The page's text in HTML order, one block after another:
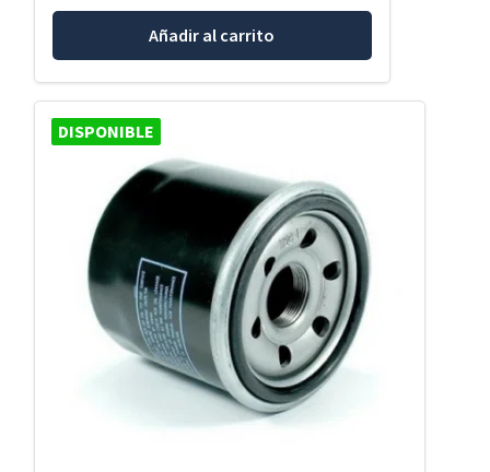
Añadir al carrito
DISPONIBLE